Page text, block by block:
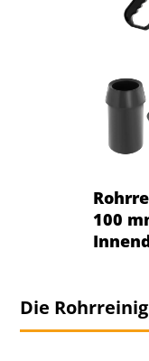
100
Die